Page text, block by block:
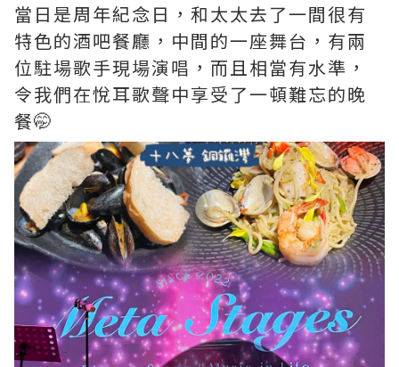
當日是周年紀念日，和太太去了一間很有
特色的酒吧餐廳，中間的一座舞台，有兩
位駐場歌手現場演唱，而且相當有水準，
令我們在悅耳歌聲中享受了一頓難忘的晚
餐🤭